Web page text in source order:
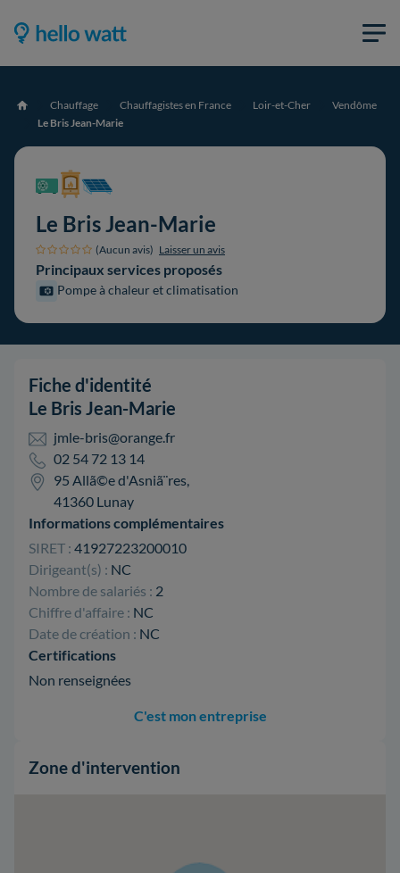
Accueil Chauffage Chauffagistes en France Loir-et-Cher
Vendôme
Le Bris Jean-Marie
Le Bris Jean-Marie
(Aucun avis) Laisser un avis
Principaux services proposés
Pompe à chaleur et climatisation
Fiche d'identité
Le Bris Jean-Marie
jmle-bris@orange.fr
02 54 72 13 14
95 Allã©e d'Asniã¨res,
41360 Lunay
Informations complémentaires
SIRET : 41927223200010
Dirigeant(s) : NC
Nombre de salariés : 2
Chiffre d'affaire : NC
Date de création : NC
Certifications
Non renseignées
C'est mon entreprise
Zone d'intervention